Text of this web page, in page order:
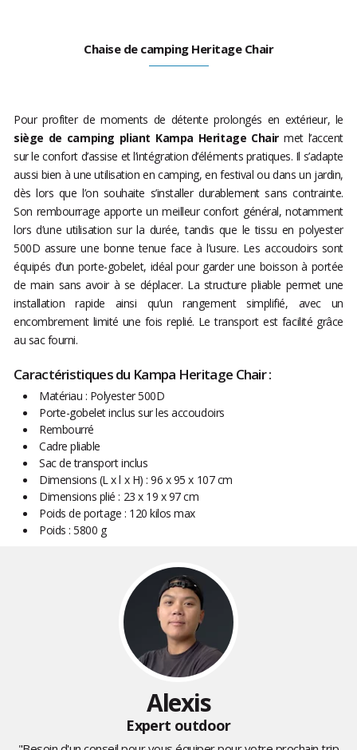
Chaise de camping Heritage Chair
Pour profiter de moments de détente prolongés en extérieur, le
siège de camping pliant Kampa Heritage Chairmet l’accent
sur le confort d’assise et l’intégration d’éléments pratiques. Il s’adapte
aussi bien à une utilisation en camping, en festival ou dans un jardin,
dès lors que l’on souhaite s’installer durablement sans contrainte.
Son rembourrage apporte un meilleur confort général, notamment
lors d’une utilisation sur la durée, tandis que le tissu en polyester
500D assure une bonne tenue face à l’usure. Les accoudoirs sont
équipés d’un porte-gobelet, idéal pour garder une boisson à portée
de main sans avoir à se déplacer. La structure pliable permet une
installation rapide ainsi qu’un rangement simplifié, avec un
encombrement limité une fois replié. Le transport est facilité grâce
au sac fourni.
Caractéristiques du Kampa Heritage Chair :
Matériau : Polyester 500D
Porte-gobelet inclus sur les accoudoirs
Rembourré
Cadre pliable
Sac de transport inclus
Dimensions (L x l x H) : 96 x 95 x 107 cm
Dimensions plié : 23 x 19 x 97 cm
Poids de portage : 120 kilos max
Poids : 5800 g
Alexis
Expert outdoor